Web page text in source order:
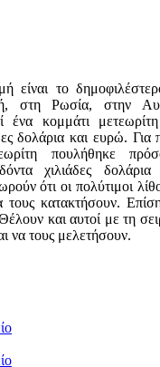
είναι το
στη Ρωσία, στην
ένα κομμάτι μετεωρίτη
δολάρια και ευρώ. Για
πουλήθηκε
χιλιάδες
ότι οι πολύτιμοι
τους κατακτήσουν.
και αυτοί με τη
να τους μελετήσουν.